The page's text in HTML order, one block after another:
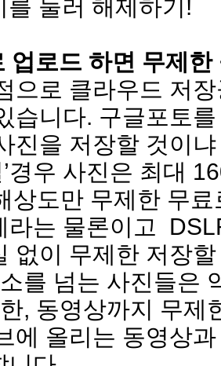
를 눌러 해제하기!
업로드 하면 무제한
으로 클라우드 저
습니다. 구글포토
진을 저장할 것이
경우 사진은 최대
상도만 무제한 무
라는 물론이고
없이 무제한 저장
를 넘는 사진들은
, 동영상까지 무제
에 올리는 동영상